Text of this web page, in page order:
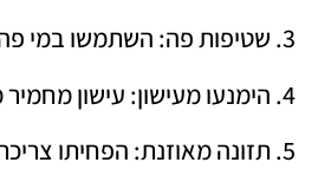
שטיפות פה: השתמשו במי
הימנעו מעישון: עישון
תזונה מאוזנת: הפחיתו